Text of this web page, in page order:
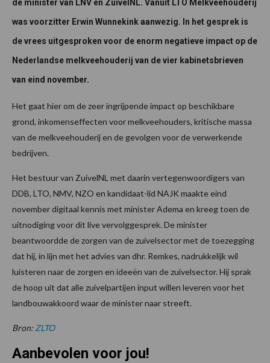
de minister van LNV en ZuivelNL. Vanuit LTO Melkveehouderij
was voorzitter Erwin Wunnekink aanwezig. In het gesprek is
de vrees uitgesproken voor de enorm negatieve impact op de
Nederlandse melkveehouderij van de vier kabinetsbrieven
van eind november.
Het gaat hier om de zeer ingrijpende impact op beschikbare
grond, inkomenseffecten voor melkveehouders, kritische massa
van de melkveehouderij en de gevolgen voor de verwerkende
bedrijven.
Het bestuur van ZuivelNL met daarin vertegenwoordigers van
DDB, LTO, NMV, NZO en kandidaat-lid NAJK maakte eind
november digitaal kennis met minister Adema en kreeg toen de
uitnodiging voor dit live vervolggesprek. De minister
beantwoordde de zorgen van de zuivelsector met de toezegging
dat hij, in lijn met het advies van dhr. Remkes, nadrukkelijk wil
luisteren naar de zorgen en ideeën van de zuivelsector. Hij sprak
de hoop uit dat alle zuivelpartijen input willen leveren voor het
landbouwakkoord waar de minister naar streeft.
Bron: ZLTO
Aanbevolen voor jou!